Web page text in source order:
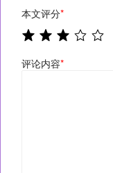
本文评分*
评论内容*